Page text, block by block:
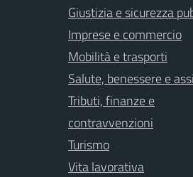
Giustizia e sicurezza
Imprese e commercio
Mobilità e trasporti
Salute, benessere e
Tributi, finanze e
contravvenzioni
Turismo
Vita lavorativa